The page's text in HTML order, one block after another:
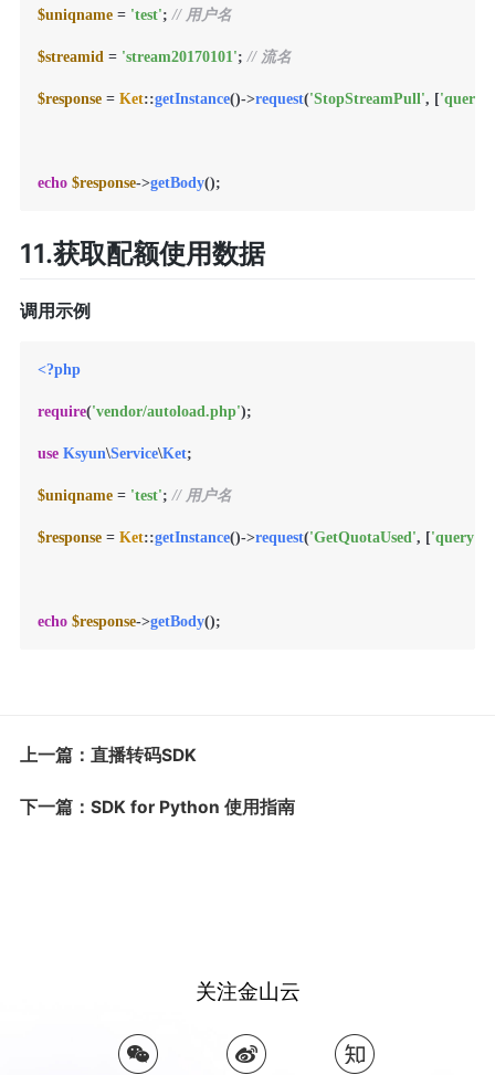
$uniqname = 'test'; // 用户名
$streamid = 'stream20170101'; // 流名
$response = Ket::getInstance()->request('StopStreamPull', ['query'
echo $response->getBody
11.获取配额使用数据
调用示例
<?php
require('vendor/autoload.php');
use Ksyun\Service\Ket;
$uniqname = 'test'; // 用户名
$response = Ket::getInstance()->request('GetQuotaUsed', ['query'
echo $response->getBody();
上一篇：直播转码SDK
下一篇：SDK for Python 使用指南
关注金山云